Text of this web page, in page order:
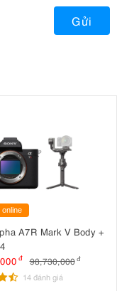
Gửi
A7R Mark V Body +
đ 98,730,000 đ
14 đánh giá